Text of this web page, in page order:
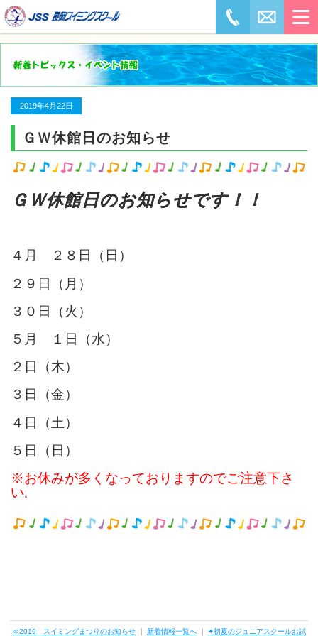
2019年4月22日
ＧＷ休館日のお知らせ
ＧＷ休館日のお知らせです！！
４月 ２８日（日）
２９日（月）
３０日（火）
５月 １日（水）
２日（木）
３日（金）
４日（土）
５日（日）
※お休みが多くなっておりますのでご注意下さ
い 。
≪2019 スイミングまつりのお知らせ ｜ 新着情報一覧へ ｜ ✦初夏のジュニアスクールお試